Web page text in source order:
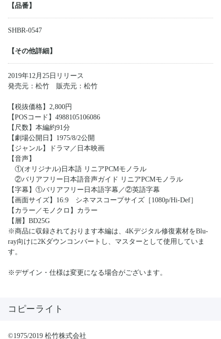
【品番】
SHBR-0547
【その他詳細】
2019年12月25日リリース
発売元：松竹 販売元：松竹
【税抜価格】2,800円
【POSコード】4988105106086
【尺数】本編約91分
【劇場公開日】1975/8/2公開
【ジャンル】ドラマ／日本映画
【音声】
①(オリジナル)日本語 リニアPCMモノラル
②バリアフリー日本語音声ガイド リニアPCMモノラル
【字幕】①バリアフリー日本語字幕／②英語字幕
【画面サイズ】16:9 シネマスコープサイズ［1080p/Hi-Def］
【カラー／モノクロ】カラー
【層】BD25G
※商品に収録されております本編は、4Kデジタル修復素材をBlu-
ray向けに2Kダウンコンバートし、マスターとして使用していま
す。
※デザイン・仕様は変更になる場合がございます。
コピーライト
©1975/2019 松竹株式会社